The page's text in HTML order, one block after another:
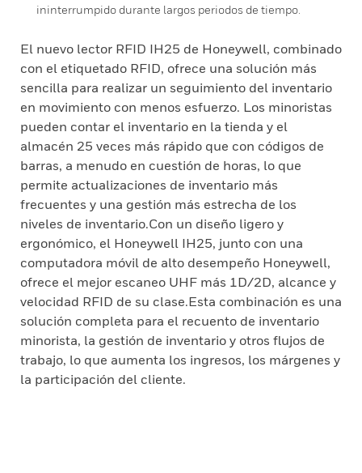
ininterrumpido durante largos periodos de tiempo.
El nuevo lector RFID IH25 de Honeywell, combinado
con el etiquetado RFID, ofrece una solución más
sencilla para realizar un seguimiento del inventario
en movimiento con menos esfuerzo. Los minoristas
pueden contar el inventario en la tienda y el
almacén 25 veces más rápido que con códigos de
barras, a menudo en cuestión de horas, lo que
permite actualizaciones de inventario más
frecuentes y una gestión más estrecha de los
niveles de inventario.Con un diseño ligero y
ergonómico, el Honeywell IH25, junto con una
computadora móvil de alto desempeño Honeywell,
ofrece el mejor escaneo UHF más 1D/2D, alcance y
velocidad RFID de su clase.Esta combinación es una
solución completa para el recuento de inventario
minorista, la gestión de inventario y otros flujos de
trabajo, lo que aumenta los ingresos, los márgenes y
la participación del cliente.